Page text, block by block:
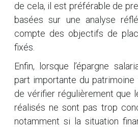
de cela, il est préférable de
basées sur une analyse
compte des objectifs de
fixés.
Enfin, lorsque l’épargne
part importante du
de vérifier régulièrement que
réalisés ne sont pas trop
notamment si la situation